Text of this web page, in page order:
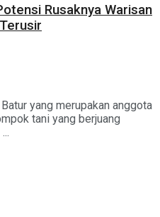
Rusaknya Warisan
yang merupakan anggota
tani yang berjuang